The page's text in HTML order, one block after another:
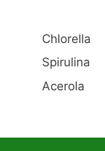
Chlorella
Spirulina
Acerola